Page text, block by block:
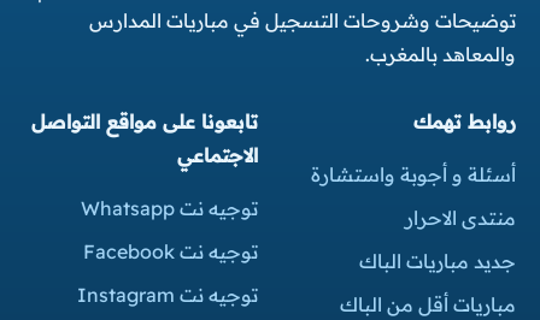
توضيحات وشروحات التسجيل في مباريات المدارس
والمعاهد بالمغرب.
روابط تهمك
أسئلة و أجوبة واستشارة
منتدى الاحرار
جديد مباريات الباك
مباريات أقل من الباك
تابعونا على مواقع التواصل
الاجتماعي
توجيه نت Whatsapp
توجيه نت Facebook
توجيه نت Instagram